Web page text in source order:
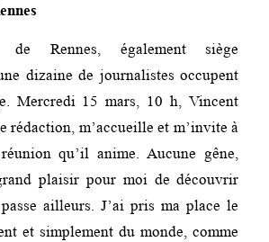
Rennes, également siège
dizaine de journalistes occupent
Mercredi 15 mars, 10 h, Vincent
rédaction, m’accueille et m’invite à
qu’il anime. Aucune gêne,
plaisir pour moi de découvrir
ailleurs. J’ai pris ma place le
et simplement du monde, comme